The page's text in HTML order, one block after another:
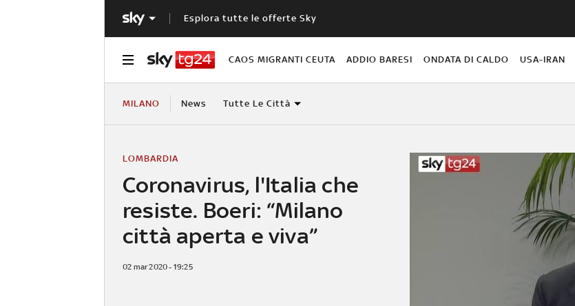
Esplora tutte le offerte Sky
CAOS MIGRANTI CEUTA ADDIO BARESI ONDATA DI CALDO USA-IRAN
MILANO News Tutte Le Città
Coronavirus, l'Italia che
resiste. Boeri: “Milano
città aperta e viva”
LOMBARDIA
02 mar 2020 - 19:25